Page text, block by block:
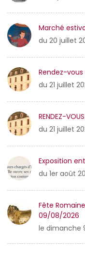
Marché
du 20 juillet
Rendez-vous
du 21 juillet
RENDEZ-
du 21 juillet
Exposition
du 1er août
Fête
09/08/2026
le dimanche